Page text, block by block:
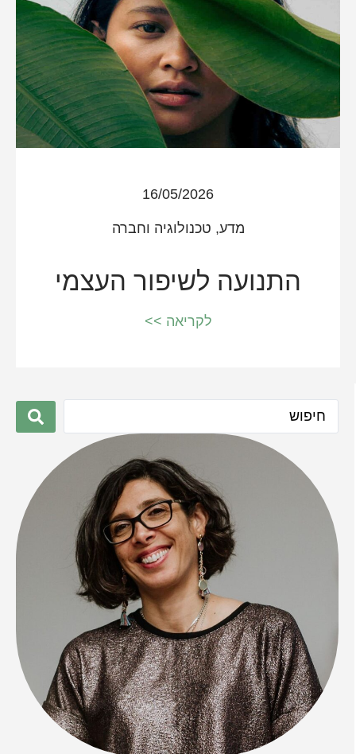
16/05/2026
מדע, טכנולוגיה וחברה
התנועה לשיפור העצמי
לקריאה >>